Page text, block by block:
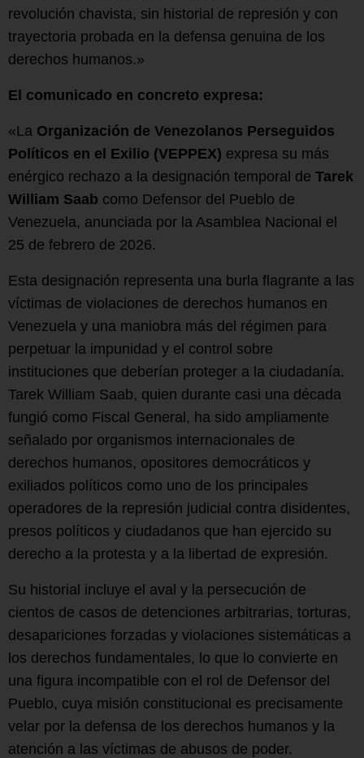
revolución chavista, sin historial de represión y con
trayectoria probada en la defensa genuina de los
derechos humanos.»
El comunicado en concreto expresa:
«La Organización de Venezolanos Perseguidos
Políticos en el Exilio (VEPPEX) expresa su más
enérgico rechazo a la designación temporal de Tarek
William Saab como Defensor del Pueblo de
Venezuela, anunciada por la Asamblea Nacional el
25 de febrero de 2026.
Esta designación representa una burla flagrante a las
víctimas de violaciones de derechos humanos en
Venezuela y una maniobra más del régimen para
perpetuar la impunidad y el control sobre
instituciones que deberían proteger a la ciudadanía.
Tarek William Saab, quien durante casi una década
fungió como Fiscal General, ha sido ampliamente
señalado por organismos internacionales de
derechos humanos, opositores democráticos y
exiliados políticos como uno de los principales
operadores de la represión judicial contra disidentes,
presos políticos y ciudadanos que han ejercido su
derecho a la protesta y a la libertad de expresión.
Su historial incluye el aval y la persecución de
cientos de casos de detenciones arbitrarias, torturas,
desapariciones forzadas y violaciones sistemáticas a
los derechos fundamentales, lo que lo convierte en
una figura incompatible con el rol de Defensor del
Pueblo, cuya misión constitucional es precisamente
velar por la defensa de los derechos humanos y la
atención a las víctimas de abusos de poder.